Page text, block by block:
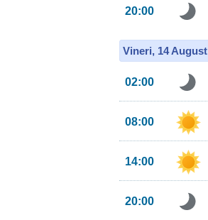
20:00
Vineri, 14 August
02:00
08:00
14:00
20:00